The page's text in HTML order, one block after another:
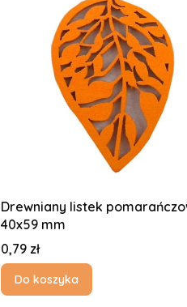
Drewniany listek
40x59 mm
Cena
0,79 zł
Do koszyka